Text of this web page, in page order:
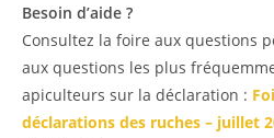
Besoin d’aide ?
Consultez la foire aux questions
aux questions les plus
apiculteurs sur la déclaration :
déclarations des ruches – juillet